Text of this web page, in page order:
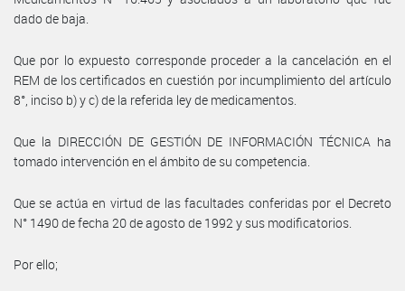
dado de baja.
Que por lo expuesto corresponde proceder a la cancelación en el
REM de los certificados en cuestión por incumplimiento del artículo
8°, inciso b) y c) de la referida ley de medicamentos.
Que la DIRECCIÓN DE GESTIÓN DE INFORMACIÓN TÉCNICA ha
tomado intervención en el ámbito de su competencia.
Que se actúa en virtud de las facultades conferidas por el Decreto
N° 1490 de fecha 20 de agosto de 1992 y sus modificatorios.
Por ello;